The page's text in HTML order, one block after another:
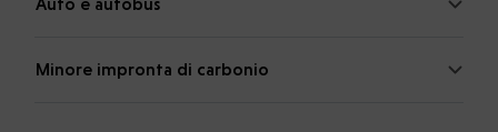
Minore impronta di carbonio